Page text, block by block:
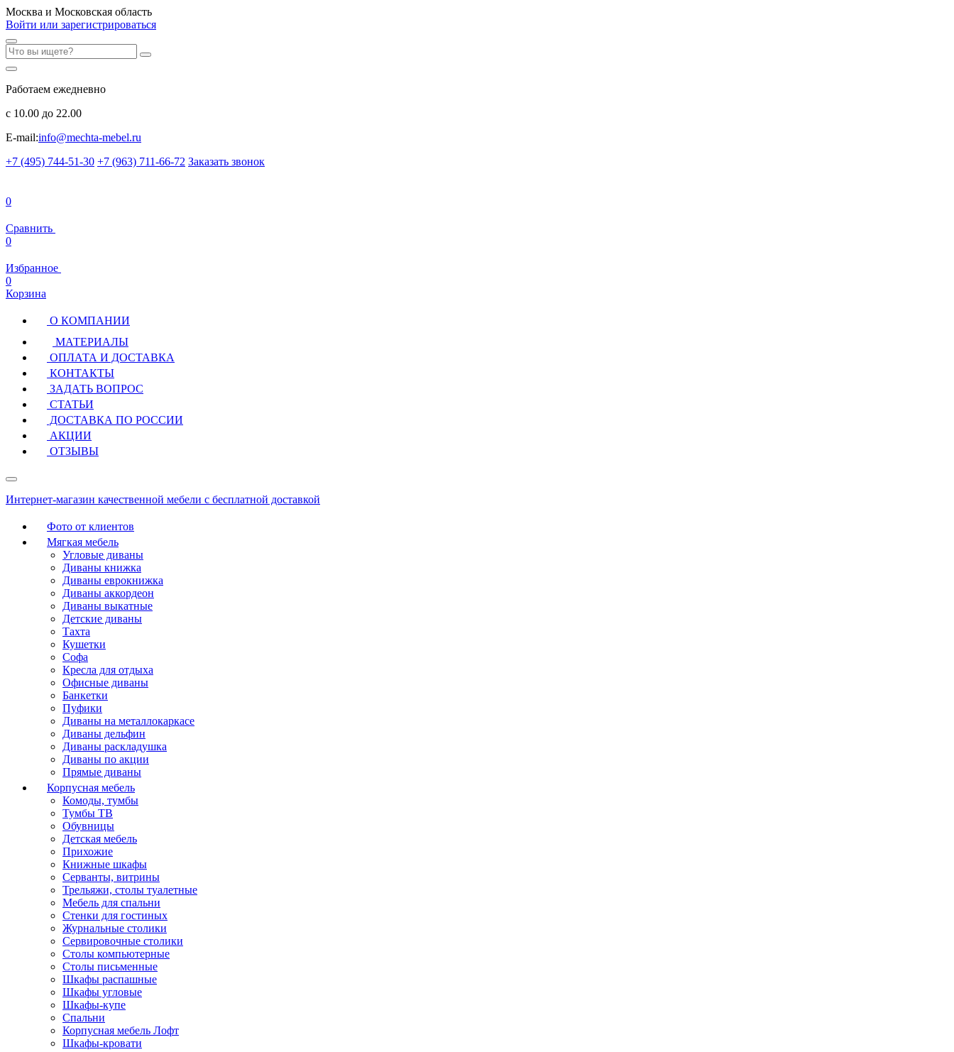
Москва и Московская область
Войти или зарегистрироваться
Работаем ежедневно
с 10.00 до 22.00
E-mail:info@mechta-mebel.ru
+7 (495) 744-51-30 +7 (963) 711-66-72 Заказать звонок
0
Сравнить
0
Избранное
0
Корзина
О КОМПАНИИ
МАТЕРИАЛЫ
ОПЛАТА И ДОСТАВКА
КОНТАКТЫ
ЗАДАТЬ ВОПРОС
СТАТЬИ
ДОСТАВКА ПО РОССИИ
АКЦИИ
ОТЗЫВЫ
Интернет-магазин качественной мебели с бесплатной доставкой
Фото от клиентов
Мягкая мебель
Угловые диваны
Диваны книжка
Диваны еврокнижка
Диваны аккордеон
Диваны выкатные
Детские диваны
Тахта
Кушетки
Софа
Кресла для отдыха
Офисные диваны
Банкетки
Пуфики
Диваны на металлокаркасе
Диваны дельфин
Диваны раскладушка
Диваны по акции
Прямые диваны
Корпусная мебель
Комоды, тумбы
Тумбы ТВ
Обувницы
Детская мебель
Прихожие
Книжные шкафы
Серванты, витрины
Трельяжи, столы туалетные
Мебель для спальни
Стенки для гостиных
Журнальные столики
Сервировочные столики
Столы компьютерные
Столы письменные
Шкафы распашные
Шкафы угловые
Шкафы-купе
Спальни
Корпусная мебель Лофт
Шкафы-кровати